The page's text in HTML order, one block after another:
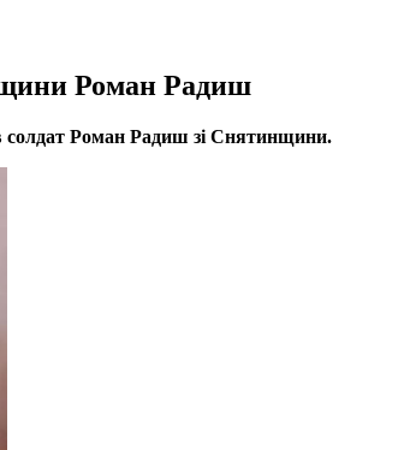
Роман Радиш
солдат Роман Радиш зі Снятинщини.